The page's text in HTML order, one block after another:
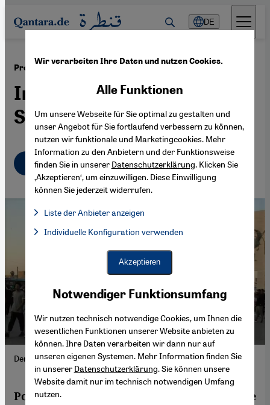
Direkt zum Inhalt springen
DE
Proteste im Irak ·10.10.2022
In Bagdad spricht die
Straße
Deutsch English
Der Tahrir-Platz in Bagdad; Foto: Birgit Svensson
Politischer Stillstand treibt wieder tausende
Wir verarbeiten Ihre Daten und nutzen Cookies.
Notwendiger Funktionsumfang
Wir nutzen technisch notwendige Cookies, um Ihnen die
wesentlichen Funktionen unserer Website anbieten zu
können. Ihre Daten verarbeiten wir dann nur auf
unseren eigenen Systemen. Mehr Information finden Sie
in unserer Datenschutzerklärung. Sie können unsere
Website damit nur im technisch notwendigen Umfang
nutzen.
Alle Funktionen
Um unsere Webseite für Sie optimal zu gestalten und
unser Angebot für Sie fortlaufend verbessern zu können,
nutzen wir funktionale und Marketingcookies. Mehr
Information zu den Anbietern und der Funktionsweise
finden Sie in unserer Datenschutzerklärung. Klicken Sie
‚Akzeptieren‘, um einzuwilligen. Diese Einwilligung
können Sie jederzeit widerrufen.
Liste der Anbieter anzeigen
Facebook Embed / Facebook Connect, Google Maps Embed,
Facebook Embed / Facebook Connect
Google Maps Embed
Individuelle Konfiguration verwenden
Akzeptieren